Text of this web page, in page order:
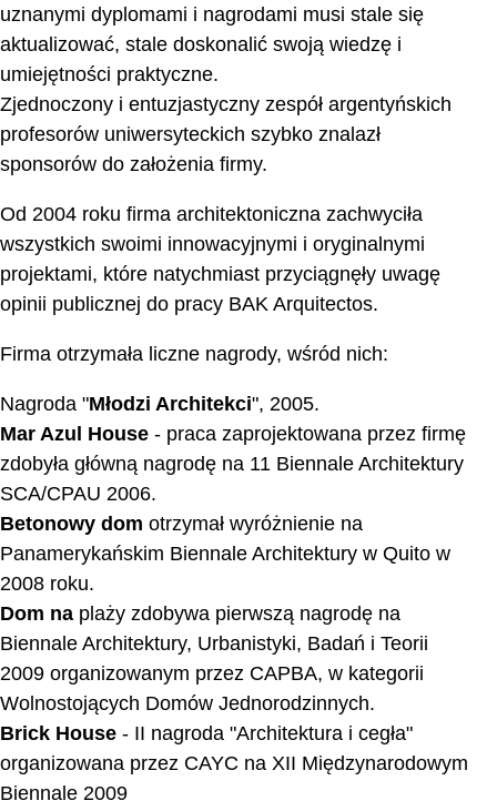
uznanymi dyplomami i nagrodami musi stale się
aktualizować, stale doskonalić swoją wiedzę i
umiejętności praktyczne.
Zjednoczony i entuzjastyczny zespół argentyńskich
profesorów uniwersyteckich szybko znalazł
sponsorów do założenia firmy.
Od 2004 roku firma architektoniczna zachwyciła
wszystkich swoimi innowacyjnymi i oryginalnymi
projektami, które natychmiast przyciągnęły uwagę
opinii publicznej do pracy BAK Arquitectos.
Firma otrzymała liczne nagrody, wśród nich:
Nagroda "Młodzi Architekci", 2005.
Mar Azul House - praca zaprojektowana przez firmę
zdobyła główną nagrodę na 11 Biennale Architektury
SCA/CPAU 2006.
Betonowy dom otrzymał wyróżnienie na
Panamerykańskim Biennale Architektury w Quito w
2008 roku.
Dom na plaży zdobywa pierwszą nagrodę na
Biennale Architektury, Urbanistyki, Badań i Teorii
2009 organizowanym przez CAPBA, w kategorii
Wolnostojących Domów Jednorodzinnych.
Brick House - II nagroda "Architektura i cegła"
organizowana przez CAYC na XII Międzynarodowym
Biennale 2009